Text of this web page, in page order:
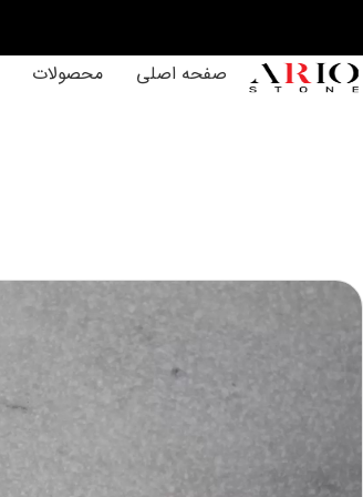
صفحه اصلی محصولات